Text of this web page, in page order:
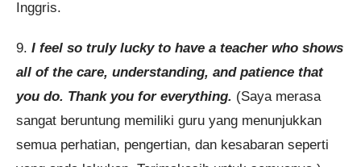
Inggris.
9. I feel so truly lucky to have a teacher who shows
all of the care, understanding, and patience that
you do. Thank you for everything. (Saya merasa
sangat beruntung memiliki guru yang menunjukkan
semua perhatian, pengertian, dan kesabaran seperti